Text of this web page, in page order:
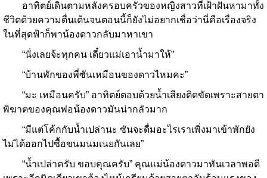
อาทิตย์เดินตามหลังครอบครัวของหญิงสาวที่เฝ้าฝันหามาทั้ง
ชีวิตด้วยความตื่นเต้นจนตอนนี้ก็ยังไม่อยากเชื่อว่านี่คือเรื่องจริง
ในที่สุดฟ้าก็พาน้องดาวกลับมาหาเขา
“นั่งเลยจ้ะทุกคน เดี๋ยวแม่เอาน้ำมาให้”
“บ้านพักของพี่ซันเหมือนของดาวไหมคะ”
“มะ เหมือนครับ” อาทิตย์ตอบด้วยน้ำเสียงติดขัดเพราะสายตา
พิฆาตของคุณพ่อน้องดาวมันน่ากลัวมาก
“มีแต่โค้กกับน้ำเปล่านะ ซันจะดื่มอะไรเราเพิ่งมาเข้าพักยัง
ไม่ได้ออกไปซื้อขนมนมเนยกันเลย”
“น้ำเปล่าครับ ขอบคุณครับ” คุณแม่น้องดาวมาทันเวลาพอดี